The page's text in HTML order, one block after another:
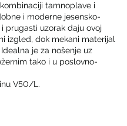
tamnoplave i
i moderne jesensko-
prugasti uzorak daju ovoj
izgled, dok mekani materijal
je za nošenje uz
tako i u poslovno-
V50/L.